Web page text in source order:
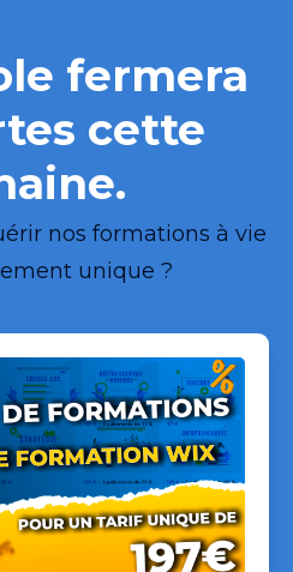
fermera
cette
nos formations à vie
unique ?